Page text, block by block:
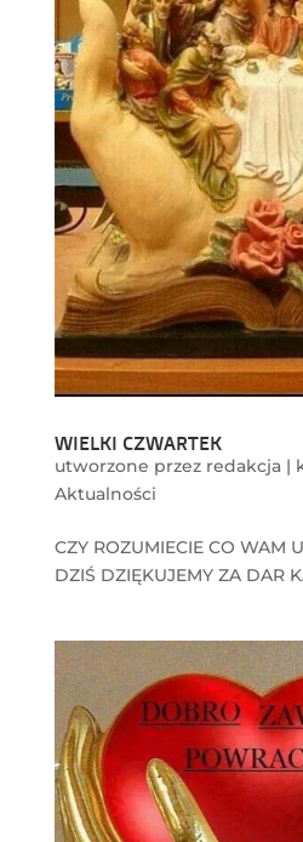
WIELKI CZWARTEK
utworzone przez redakcja|
Aktualności
CZY ROZUMIECIE CO WAM
DZIŚ DZIĘKUJEMY ZA DAR